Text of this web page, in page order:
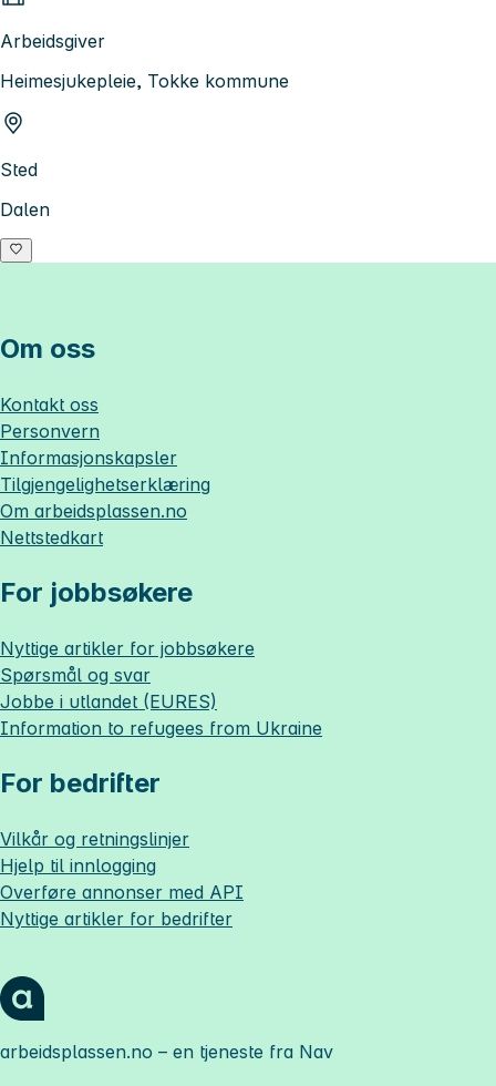
Arbeidsgiver
Heimesjukepleie, Tokke kommune
Sted
Dalen
Om oss
Kontakt oss
Personvern
Informasjonskapsler
Tilgjengelighetserklæring
Om arbeidsplassen.no
Nettstedkart
For jobbsøkere
Nyttige artikler for jobbsøkere
Spørsmål og svar
Jobbe i utlandet (EURES)
Information to refugees from Ukraine
For bedrifter
Vilkår og retningslinjer
Hjelp til innlogging
Overføre annonser med API
Nyttige artikler for bedrifter
arbeidsplassen.no – en tjeneste fra Nav